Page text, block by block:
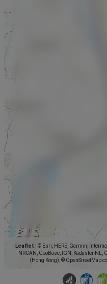
Leaflet
© Esri, HERE, Garmin,
NRCAN, GeoBase, IGN, Kadaster NL,
(Hong Kong), © OpenStreetMap